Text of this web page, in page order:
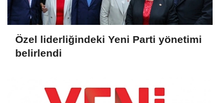
Özel liderliğindeki Yeni Parti yönetimi
belirlendi